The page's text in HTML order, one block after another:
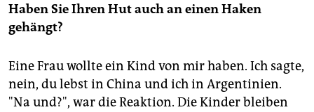
Haben Sie Ihren Hut auch an einen Haken
gehängt?
Eine Frau wollte ein Kind von mir haben. Ich sagte,
nein, du lebst in China und ich in Argentinien.
"Na und?", war die Reaktion. Die Kinder bleiben